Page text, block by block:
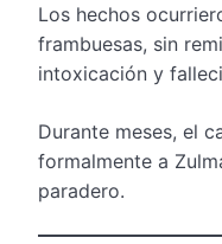
Los hechos
frambuesas, sin
intoxicación y
Durante meses, el
formalmente a
paradero.